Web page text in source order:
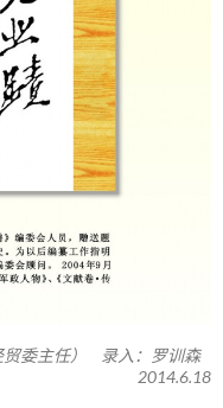
贸委主任） 录入：罗训森
2014.6.18